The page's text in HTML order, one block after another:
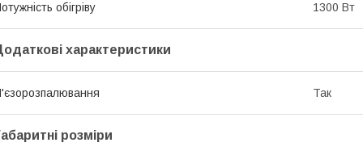
обігріву 1300 Вт
характеристики
Так
розміри